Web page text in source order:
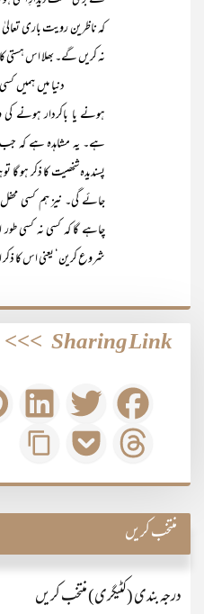
کہ ناظرین رویت باری تعالیٰ
نہ کریں گے۔ بھلا اس ہستی
دنیا میں ہمیں
ہونے یا باکردار ہونے
ہے۔ یہ مشاہدہ ہے کہ
پسندیدہ شخصیت کا ذکر ہو گا
جائے گی۔ نیز ہم کسی
چاہے گا کہ کسی نہ کسی
شروع کرین‘ یعنی اس کا
Sharing Link
>>>
منتخب کریں
درجہ بندی (کٹیگری) منتخب کریں